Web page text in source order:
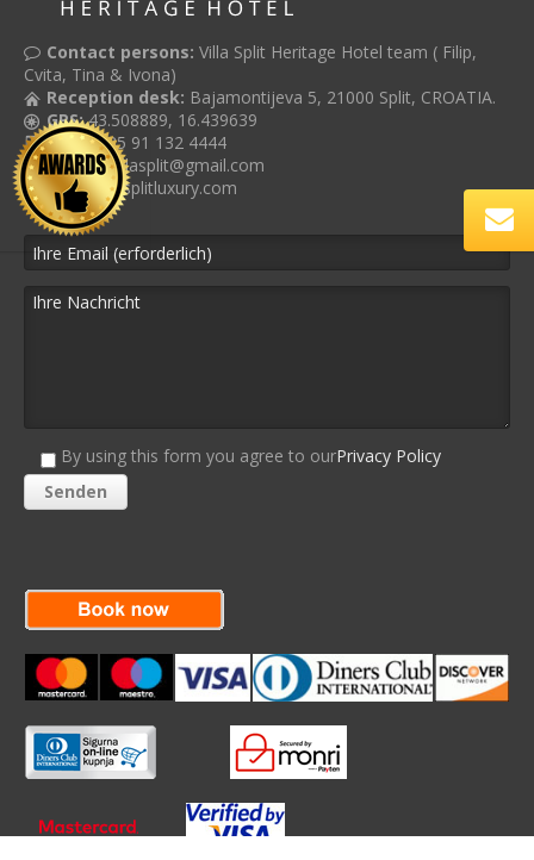
Contact persons: Villa Split Heritage Hotel team ( Filip,
Cvita, Tina & Ivona)
Reception desk: Bajamontijeva 5, 21000 Split, CROATIA.
GPS:43.508889, 16.439639
Cell:+385 91 132 4444
E-mail:villasplit@gmail.com
Web:villasplitluxury.com
By using this form you agree to ourPrivacy Policy